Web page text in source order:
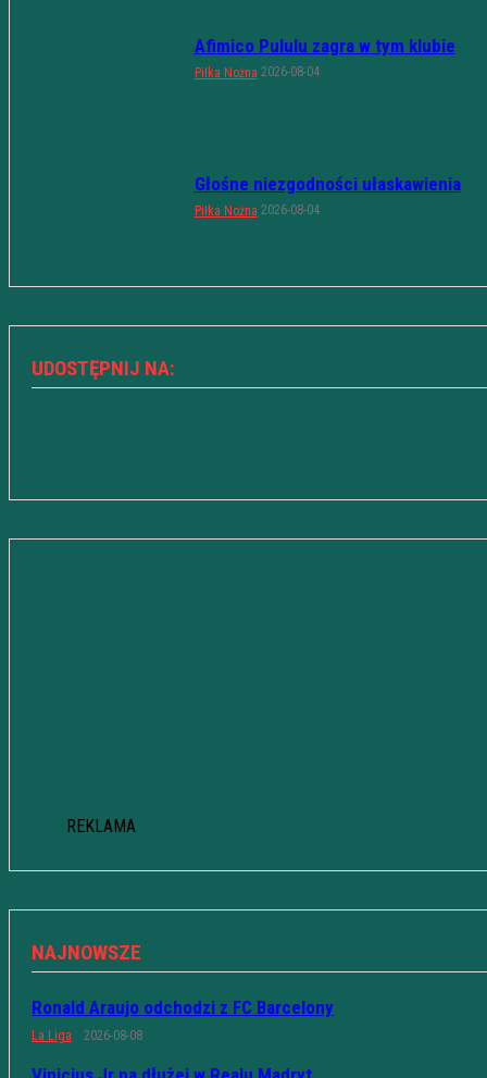
Afimico Pululu zagra w tym klubie
Piłka Nożna 2026-08-04
Głośne niezgodności ułaskawienia
Piłka Nożna 2026-08-04
UDOSTĘPNIJ NA:
REKLAMA
NAJNOWSZE
Ronald Araujo odchodzi z FC Barcelony
La Liga 2026-08-08